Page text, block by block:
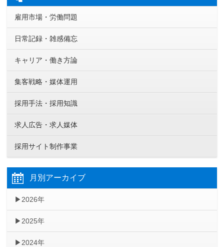
雇用市場・労働問題
日常記録・雑感備忘
キャリア・働き方論
集客戦略・媒体運用
採用手法・採用知識
求人広告・求人媒体
採用サイト制作事業
月別アーカイブ
2026年
2025年
2024年